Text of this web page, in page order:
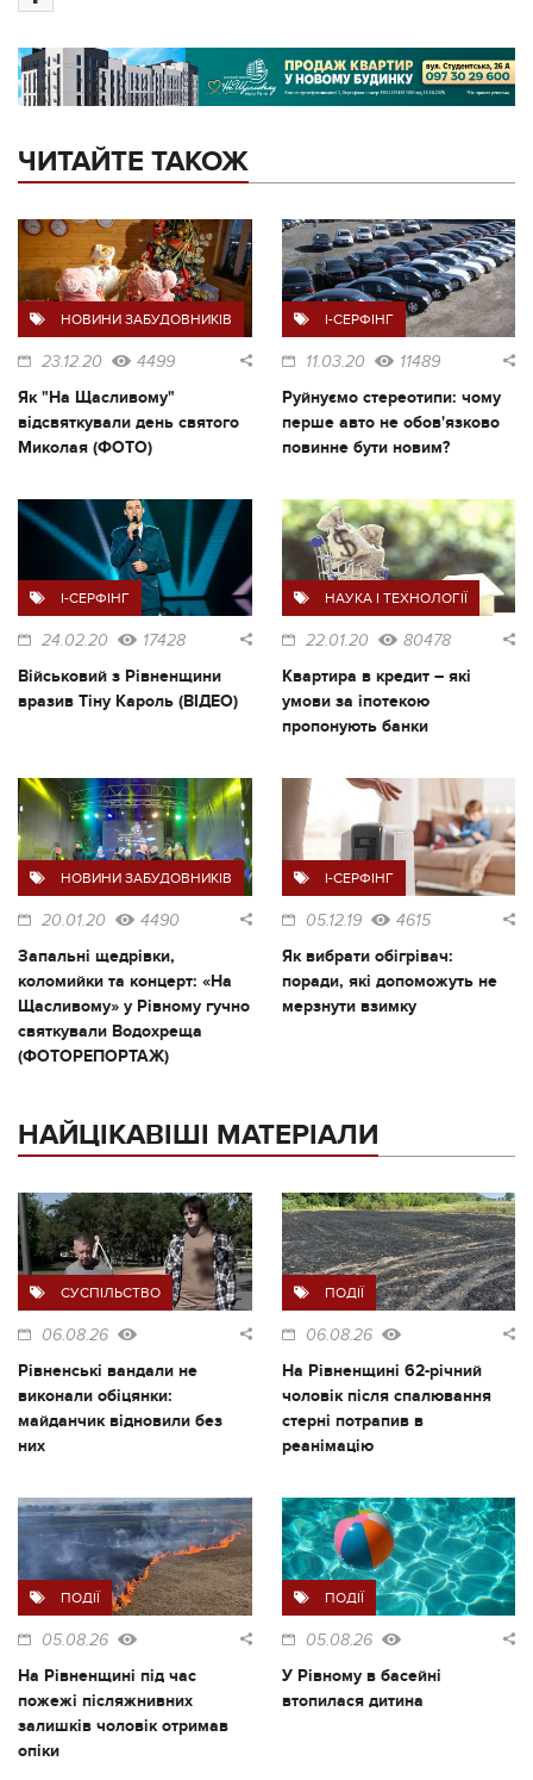
ЧИТАЙТЕ ТАКОЖ
НОВИНИ ЗАБУДОВНИКІВ
23.12.20 4499
Як "На Щасливому"
відсвяткували день святого
Миколая (ФОТО)
I-СЕРФІНГ
11.03.20 11489
Руйнуємо стереотипи: чому
перше авто не обов'язково
повинне бути новим?
I-СЕРФІНГ
24.02.20 17428
Військовий з Рівненщини
вразив Тіну Кароль (ВІДЕО)
НАУКА І ТЕХНОЛОГІЇ
22.01.20 80478
Квартира в кредит – які
умови за іпотекою
пропонують банки
НОВИНИ ЗАБУДОВНИКІВ
20.01.20 4490
Запальні щедрівки,
коломийки та концерт: «На
Щасливому» у Рівному гучно
святкували Водохреща
(ФОТОРЕПОРТАЖ)
I-СЕРФІНГ
05.12.19 4615
Як вибрати обігрівач:
поради, які допоможуть не
мерзнути взимку
НАЙЦІКАВІШІ МАТЕРІАЛИ
СУСПІЛЬСТВО
06.08.26
Рівненські вандали не
виконали обіцянки:
майданчик відновили без
них
ПОДІЇ
06.08.26
На Рівненщині 62-річний
чоловік після спалювання
стерні потрапив в
реанімацію
ПОДІЇ
05.08.26
На Рівненщині під час
пожежі післяжнивних
залишків чоловік отримав
опіки
ПОДІЇ
05.08.26
У Рівному в басейні
втопилася дитина